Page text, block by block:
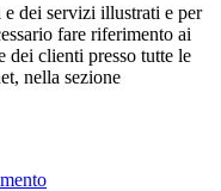
dei servizi illustrati e per
fare riferimento ai
dei clienti presso tutte le
nella sezione